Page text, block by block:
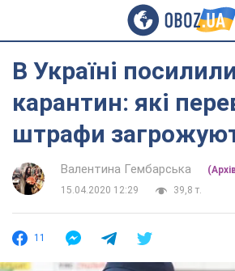
В Україні посилили
карантин: які
штрафи
Валентина Гембарська
15.04.2020 12:29
39,8 т.
11